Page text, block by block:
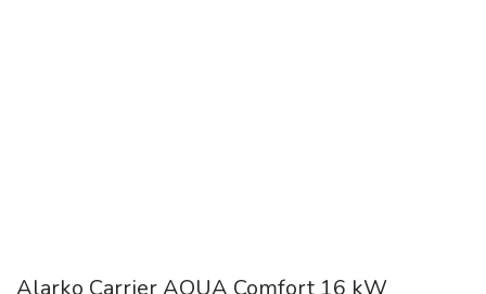
Alarko Carrier AQUA Comfort 16 kW